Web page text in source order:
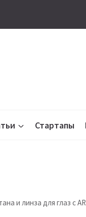
Стартапы
и линза для глаз с